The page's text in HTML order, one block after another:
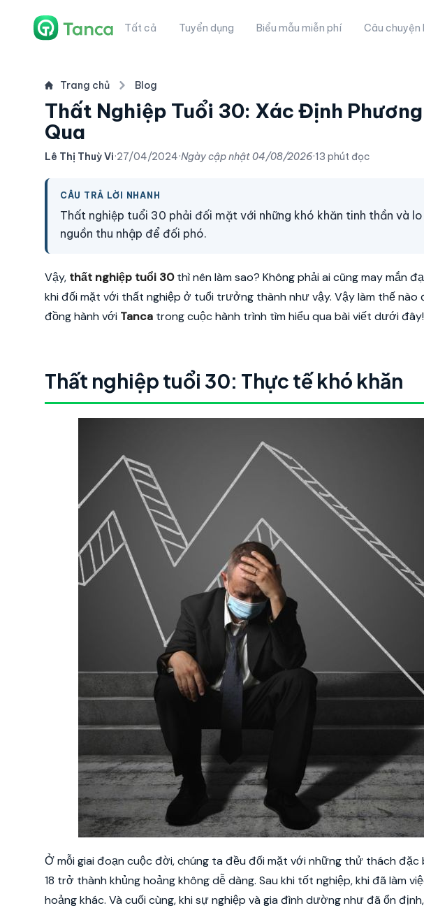
Tất cả Tuyển dụng Biểu mẫu miễn phí Câu chuyện
Trang chủ Blog
Thất Nghiệp Tuổi 30: Xác Định
Qua
Lê Thị Thuỳ Vi·27/04/2024·Ngày cập nhật04/08/2026·13 phút đọc
CÂU TRẢ LỜI NHANH
Thất nghiệp tuổi 30 phải đối mặt với những khó khăn tinh thần và
nguồn thu nhập để đối phó.
Vậy, thất nghiệp tuổi 30thì nên làm sao? Không phải ai cũng may mắn
khi đối mặt với thất nghiệp ở tuổi trưởng thành như vậy. Vậy làm thế
đồng hành với Tanca trong cuộc hành trình tìm hiểu qua bài viết dưới đây!
Thất nghiệp tuổi 30: Thực tế khó khăn
Ở mỗi giai đoạn cuộc đời, chúng ta đều đối mặt với những thử thách đặc
18 trở thành khủng hoảng không dễ dàng. Sau khi tốt nghiệp, khi đã làm
hoảng khác. Và cuối cùng, khi sự nghiệp và gia đình dường như đã ổn